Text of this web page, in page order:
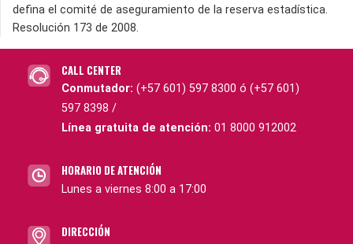
defina el comité de aseguramiento de la reserva estadística.
Resolución 173 de 2008.
CALL CENTER
Conmutador: (+57 601) 597 8300 ó (+57 601)
597 8398 /
Línea gratuita de atención: 01 8000 912002
HORARIO DE ATENCIÓN
Lunes a viernes 8:00 a 17:00
DIRECCIÓN